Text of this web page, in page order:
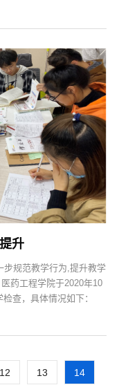
升
步规范教学行为,提升教学
药工程学院于2020年10
查，具体情况如下：
12 13 14